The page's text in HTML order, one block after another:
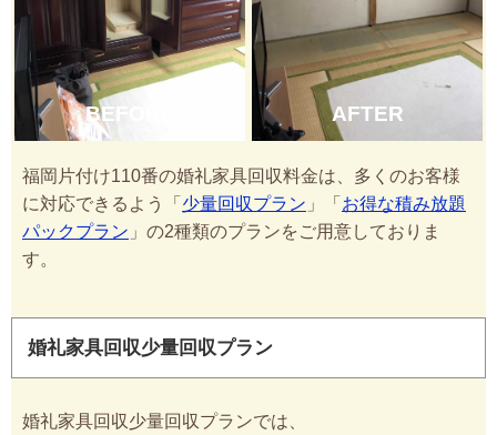
BEFORE AFTER
福岡片付け110番の婚礼家具回収料金は、多くのお客様
に対応できるよう「 少量回収プラン 」「 お得な積み放題
パックプラン 」の2種類のプランをご用意しておりま
す。
婚礼家具回収少量回収プラン
婚礼家具回収少量回収プランでは、